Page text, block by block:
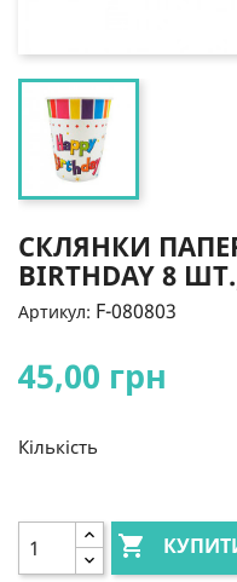
СКЛЯНКИ
BIRTHDAY 8
Артикул: F-080803
45,00 грн
Кількість
